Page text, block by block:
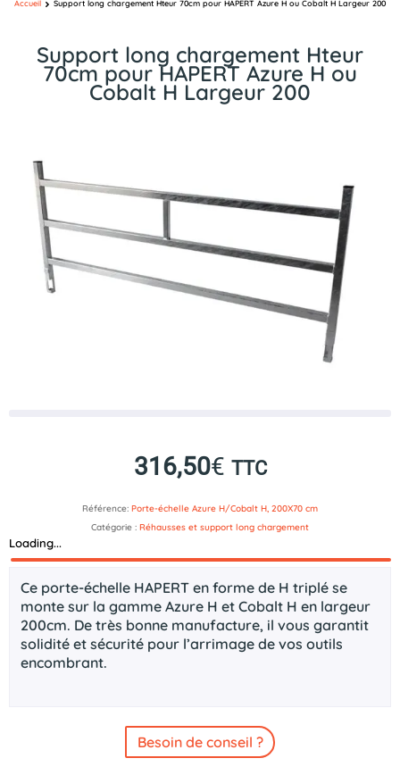
Support long chargement Hteur
70cm pour HAPERT Azure H ou
Cobalt H Largeur 200
Accueil Support long chargement Hteur 70cm pour HAPERT Azure H ou Cobalt H Largeur 200
316,50€ TTC
Référence: Porte-échelle Azure H/Cobalt H, 200X70 cm
Catégorie : Réhausses et support long chargement
Loading...
Description
Ce porte-échelle HAPERT en forme de H triplé se
monte sur la gamme Azure H et Cobalt H en largeur
200cm. De très bonne manufacture, il vous garantit
solidité et sécurité pour l’arrimage de vos outils
encombrant.
Besoin de conseil ?